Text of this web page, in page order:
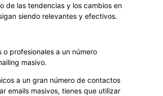
de las tendencias y los cambios en
siendo relevantes y efectivos.
o profesionales a un número
masivo.
a un gran número de contactos
emails masivos, tienes que utilizar